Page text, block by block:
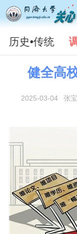
历史•传统
健全高
2025-03-04 张